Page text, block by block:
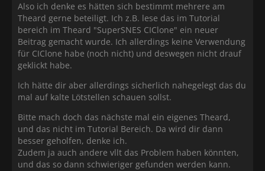
Also ich denke es hätten sich bestimmt mehrere am
Theard gerne beteiligt. Ich z.B. lese das im Tutorial
bereich im Theard "SuperSNES CIClone" ein neuer
Beitrag gemacht wurde. Ich allerdings keine Verwendung
für CIClone habe (noch nicht) und deswegen nicht drauf
geklickt habe.
Ich hätte dir aber allerdings sicherlich nahegelegt das du
mal auf kalte Lötstellen schauen sollst.
Bitte mach doch das nächste mal ein eigenes Theard,
und das nicht im Tutorial Bereich. Da wird dir dann
besser geholfen, denke ich.
Zudem ja auch andere vllt das Problem haben könnten,
und das so dann schwieriger gefunden werden kann.